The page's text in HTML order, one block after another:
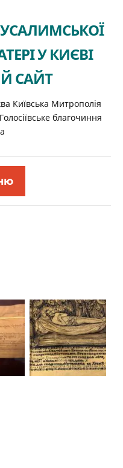
У КИЄВІ
САЙТ
Київська Митрополія
благочиння